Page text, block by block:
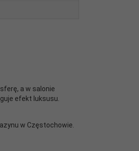
a w salonie
efekt luksusu.
w Częstochowie.